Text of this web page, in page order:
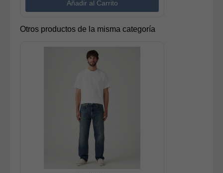
Otros productos de la misma categoría